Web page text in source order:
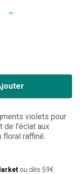
violets pour
de l'éclat aux
floral raffiné.
ou dès 59€